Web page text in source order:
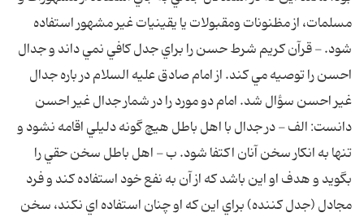
مسلمات، از مظنونات ومقبولات يا يقينيات غير مشهور استفاده
شود. - قرآن کريم شرط حسن را براي جدل کافي نمي داند و جدال
احسن را توصيه مي کند. از امام صادق عليه السلام در باره جدال
غير احسن سؤال شد. امام دو مورد را در شمار جدال غير احسن
دانست: الف - در جدال با اهل باطل هيچ گونه دليلي اقامه نشود و
تنها به انکار سخن آنان اکتفا شود. ب - اهل باطل سخن حقي را
بگويد و هدف او اين باشد که از آن به نفع خود استفاده کند و فرد
مجادل (جدل کننده) براي اين که او چنان استفاده اي نکند، سخن